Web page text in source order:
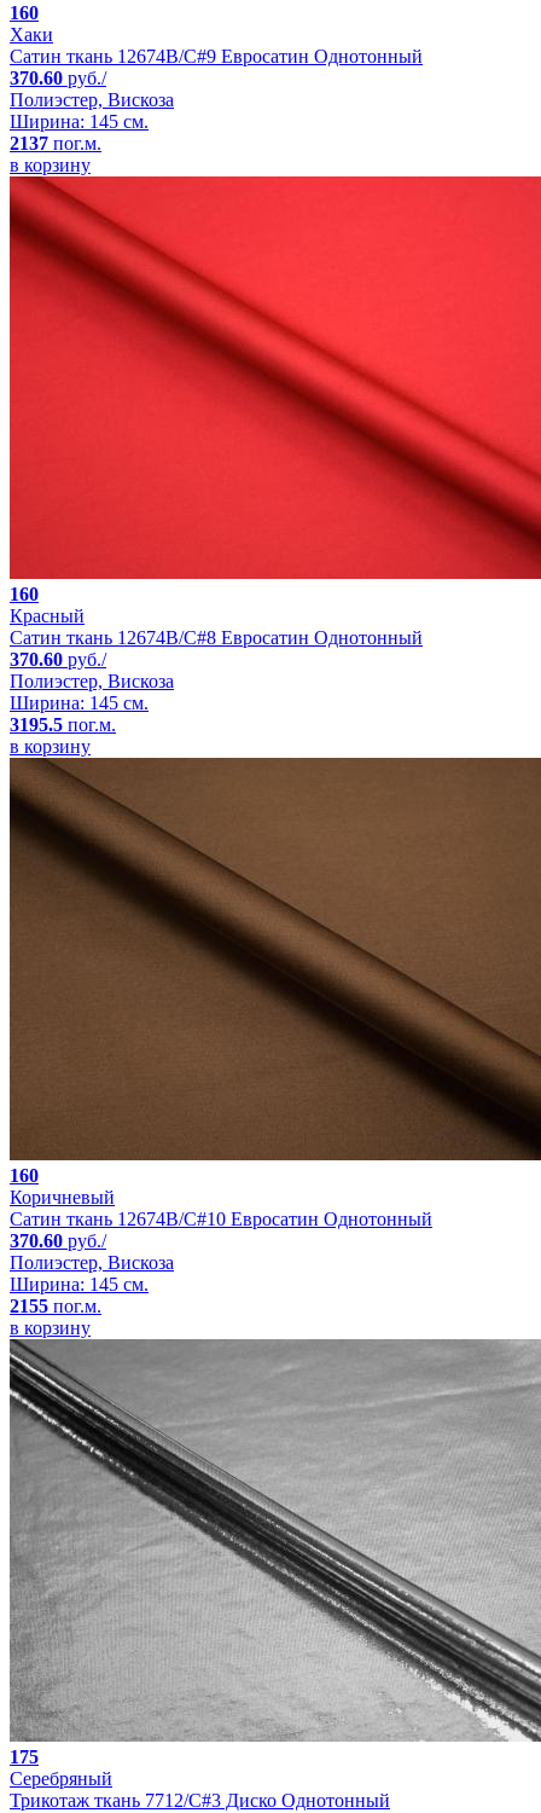
160
Хаки
Сатин ткань 12674B/C#9 Евросатин Однотонный
370.60 руб./
Полиэстер, Вискоза
Ширина: 145 см.
2137 пог.м.
в корзину
160
Красный
Сатин ткань 12674B/C#8 Евросатин Однотонный
370.60 руб./
Полиэстер, Вискоза
Ширина: 145 см.
3195.5 пог.м.
в корзину
160
Коричневый
Сатин ткань 12674B/C#10 Евросатин Однотонный
370.60 руб./
Полиэстер, Вискоза
Ширина: 145 см.
2155 пог.м.
в корзину
175
Серебряный
Трикотаж ткань 7712/C#3 Диско Однотонный